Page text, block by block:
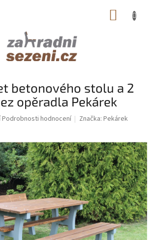
betonového stolu a 2
opěradla Pekárek
Podrobnosti hodnocení Značka:Pekárek